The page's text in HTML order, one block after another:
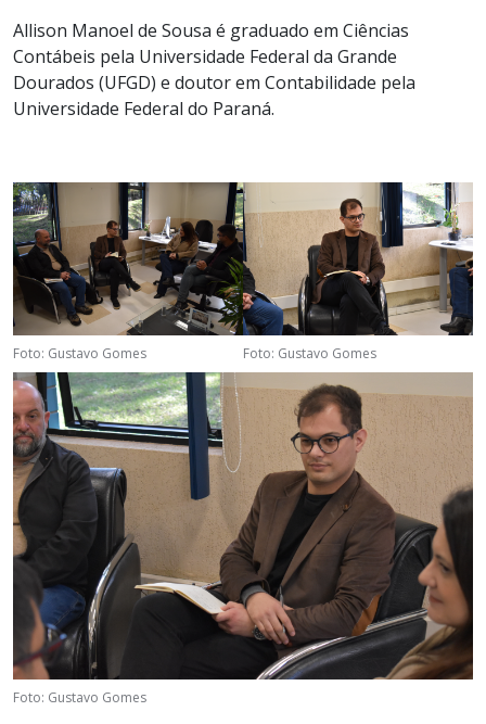
Allison Manoel de Sousa é graduado em Ciências
Contábeis pela Universidade Federal da Grande
Dourados (UFGD) e doutor em Contabilidade pela
Universidade Federal do Paraná.
Foto: Gustavo Gomes Foto: Gustavo Gomes
Foto: Gustavo Gomes